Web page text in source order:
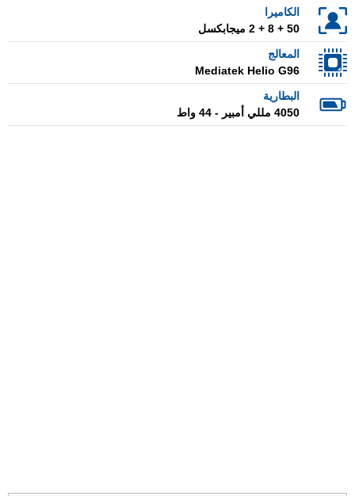
الكاميرا
50 + 8 + 2 ميجابكسل
المعالج
Mediatek Helio G96
البطارية
4050 مللي أمبير - 44 واط